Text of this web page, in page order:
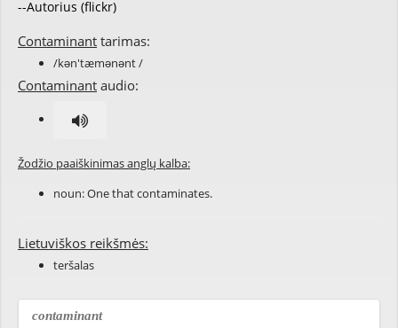
--Autorius (flickr)
Contaminant tarimas:
/kən'tæmənənt /
Contaminant audio:
Žodžio paaiškinimas anglų kalba:
noun: One that contaminates.
Lietuviškos reikšmės:
teršalas
contaminant